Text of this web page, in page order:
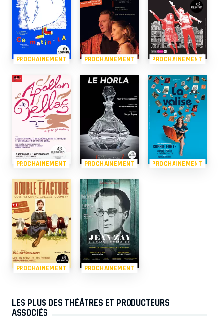
PROCHAINEMENT PROCHAINEMENT PROCHAINEMENT
PROCHAINEMENT PROCHAINEMENT PROCHAINEMENT
PROCHAINEMENT PROCHAINEMENT
LES PLUS DES THÉÂTRES ET PRODUCTEURS
ASSOCIÉS